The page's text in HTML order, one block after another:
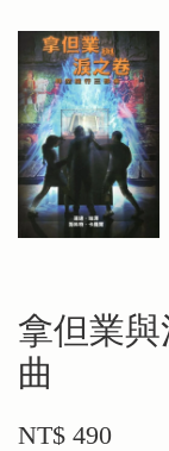
拿但業
曲
NT$ 490